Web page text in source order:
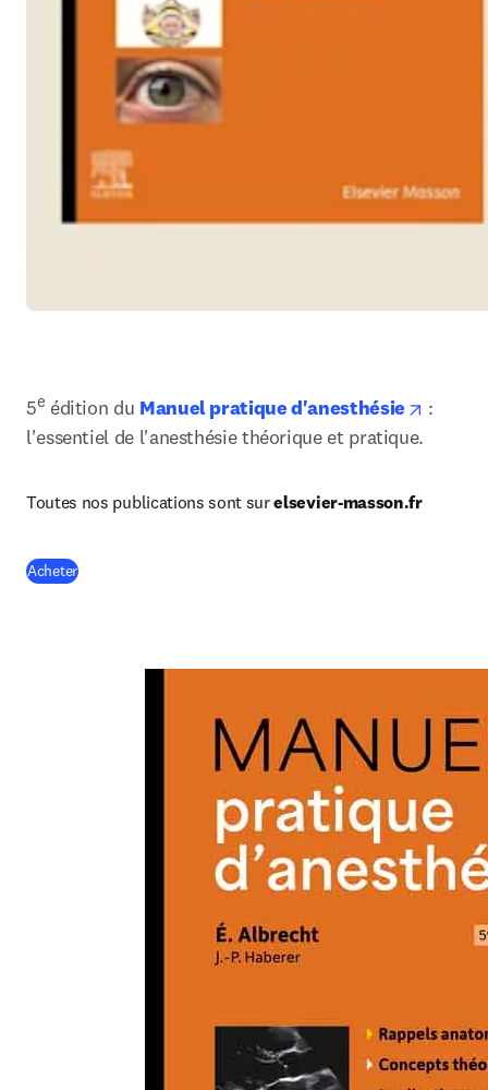
5e édition du Manuel pratique d'anesthésie opens
:
l'essentiel de l'anesthésie théorique et pratique.
Toutes nos publications sont sur elsevier-masson.fr
Acheter(